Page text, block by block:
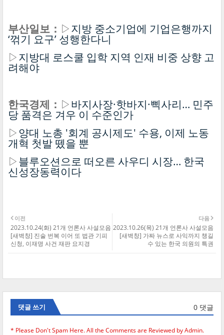
부산일보： ▷지방 중소기업에 기업은행까지
‘꺾기 요구’ 성행한다니
▷지방대 로스쿨 입학 지역 인재 비중 상향 고
려해야
한국경제： ▷바지사장·핫바지·삑사리… 민주
당 품격은 겨우 이 수준인가
▷양대 노총 '회계 공시제도' 수용, 이제 노동
개혁 첫발 뗐을 뿐
▷블루오션으로 떠오른 사우디 시장… 한국
신성장동력이다
다음
2023.10.26(목) 21개 언론사 사설모음
[새벽창] 가짜 뉴스로 사익까지 챙길
수 있는 한국 의원의 특권
이전
2023.10.24(화) 21개 언론사 사설모음
[새벽창] 진술 번복 이어 또 법관 기피
신청, 이재명 사건 재판 요지경
댓글 쓰기 0 댓글
* Please Don't Spam Here. All the Comments are Reviewed by Admin.